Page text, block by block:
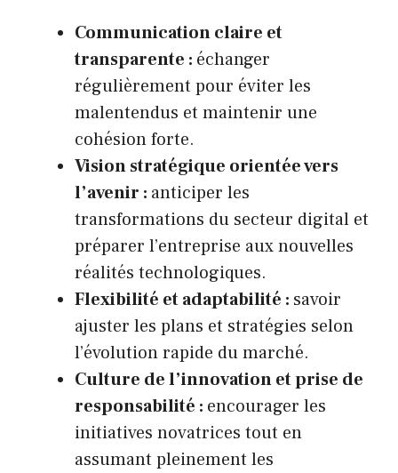
Communication claire et
transparente : échanger
régulièrement pour éviter les
malentendus et maintenir une
cohésion forte.
Vision stratégique orientée vers
l’avenir : anticiper les
transformations du secteur digital et
préparer l’entreprise aux nouvelles
réalités technologiques.
Flexibilité et adaptabilité : savoir
ajuster les plans et stratégies selon
l’évolution rapide du marché.
Culture de l’innovation et prise de
responsabilité : encourager les
initiatives novatrices tout en
assumant pleinement les